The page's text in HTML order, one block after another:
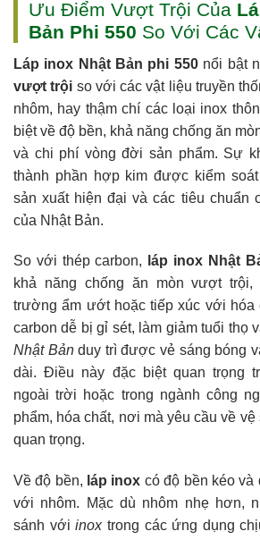
Ưu Điểm Vượt Trội Của
Bản Phi 550 So Với Các
Láp inox Nhật Bản phi 550nổi bật
vượt trội so với các vật liệu truyền
nhôm, hay thậm chí các loại inox
biệt về độ bền, khả năng chống ăn
và chi phí vòng đời sản phẩm. Sự
thành phần hợp kim được kiểm
sản xuất hiện đại và các tiêu chuẩn
của Nhật Bản.
So với thép carbon, láp inox Nhật
khả năng chống ăn mòn vượt trội,
trường ẩm ướt hoặc tiếp xúc với hóa
carbon dễ bị gỉ sét, làm giảm tuổi thọ
Nhật Bảnduy trì được vẻ sáng bóng
dài. Điều này đặc biệt quan trọng
ngoài trời hoặc trong ngành công
phẩm, hóa chất, nơi mà yêu cầu về
quan trọng.
Về độ bền, láp inox có độ bền kéo
với nhôm. Mặc dù nhôm nhẹ hơn,
sánh vớiinoxtrong các ứng dụng